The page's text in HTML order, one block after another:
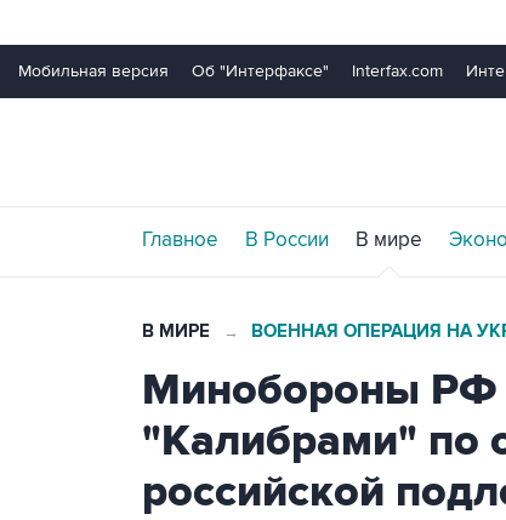
Мобильная версия Об "Интерфаксе" Interfax.com
Главное В России В мире
В МИРЕ → ВОЕННАЯ ОПЕРАЦИЯ НА
Минобороны РФ
"Калибрами" по
российской